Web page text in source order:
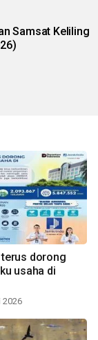
Samsat Keliling
dorong
usaha di
2026